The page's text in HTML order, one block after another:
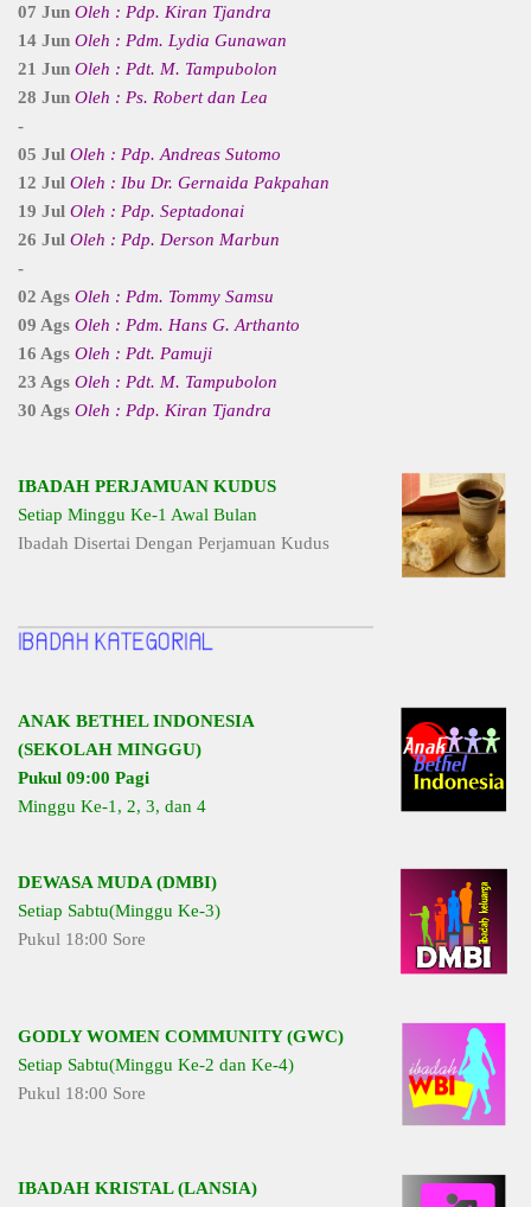
07 Jun Oleh : Pdp. Kiran Tjandra
14 Jun Oleh : Pdm. Lydia Gunawan
21 Jun Oleh : Pdt. M. Tampubolon
28 Jun Oleh : Ps. Robert dan Lea
-
05 Jul Oleh : Pdp. Andreas Sutomo
12 Jul Oleh : Ibu Dr. Gernaida Pakpahan
19 Jul Oleh : Pdp. Septadonai
26 Jul Oleh : Pdp. Derson Marbun
-
02 Ags Oleh : Pdm. Tommy Samsu
09 Ags Oleh : Pdm. Hans G. Arthanto
16 Ags Oleh : Pdt. Pamuji
23 Ags Oleh : Pdt. M. Tampubolon
30 Ags Oleh : Pdp. Kiran Tjandra
IBADAH PERJAMUAN KUDUS
Setiap Minggu Ke-1 Awal Bulan
Ibadah Disertai Dengan Perjamuan Kudus
ANAK BETHEL INDONESIA
(SEKOLAH MINGGU)
Pukul 09:00 Pagi
Minggu Ke-1, 2, 3, dan 4
DEWASA MUDA (DMBI)
Setiap Sabtu(Minggu Ke-3)
Pukul 18:00 Sore
GODLY WOMEN COMMUNITY (GWC)
Setiap Sabtu(Minggu Ke-2 dan Ke-4)
Pukul 18:00 Sore
IBADAH KRISTAL (LANSIA)